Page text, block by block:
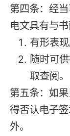
第四条：经
电文具有与
有形表现
随时可
取查阅。
第五条：如
得否认电子
外。